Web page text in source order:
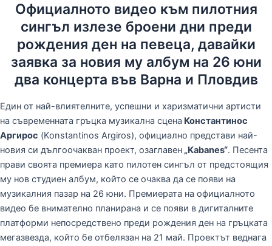
Официалното видео към пилотния
сингъл излезе броени дни преди
рождения ден на певеца, давайки
заявка за новия му албум на 26 юни
два концерта във Варна и Пловдив
Един от най-влиятелните, успешни и харизматични артисти
на съвременната гръцка музикална сцена Константинос
Аргирос (Konstantinos Argiros), официално представи най-
новия си дългоочакван проект, озаглавен „Kabanes“. Песента
прави своята премиера като пилотен сингъл от предстоящия
му нов студиен албум, който се очаква да се появи на
музикалния пазар на 26 юни. Премиерата на официалното
видео бе внимателно планирана и се появи в дигиталните
платформи непосредствено преди рождения ден на гръцката
мегазвезда, който бе отбелязан на 21 май. Проектът веднага